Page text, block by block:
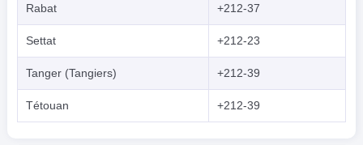
Rabat +212-37
Settat +212-23
Tanger (Tangiers) +212-39
Tétouan +212-39